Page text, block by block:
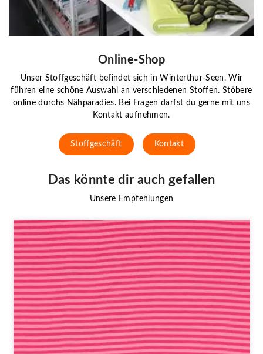
Online-Shop
Unser Stoffgeschäft befindet sich in Winterthur-Seen. Wir
führen eine schöne Auswahl an verschiedenen Stoffen. Stöbere
online durchs Nähparadies. Bei Fragen darfst du gerne mit uns
Kontakt aufnehmen.
Stoffgeschäft Kontakt
Das könnte dir auch gefallen
Unsere Empfehlungen